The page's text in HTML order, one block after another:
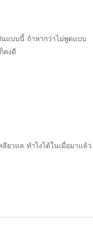
นแบบนี้ ถ้าหากว่าไม่พูดแบบ
คงดี